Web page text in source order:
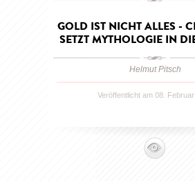
GOLD IST NICHT ALLES -
SETZT MYTHOLOGIE IN
Helmut Pitsch
Veröffentlicht am 08.